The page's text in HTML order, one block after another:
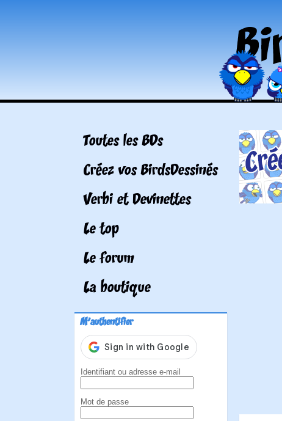
Toutes les BDs
Créez vos BirdsDessinés
Verbi et Devinettes
Le top
Le forum
La boutique
M'authentifier
Identifiant ou adresse e-mail
Mot de passe